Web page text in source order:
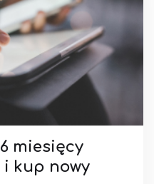
miesięcy
i kup nowy